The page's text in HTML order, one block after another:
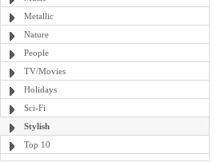
Metallic
Nature
People
TV/Movies
Holidays
Sci-Fi
Stylish
Top 10